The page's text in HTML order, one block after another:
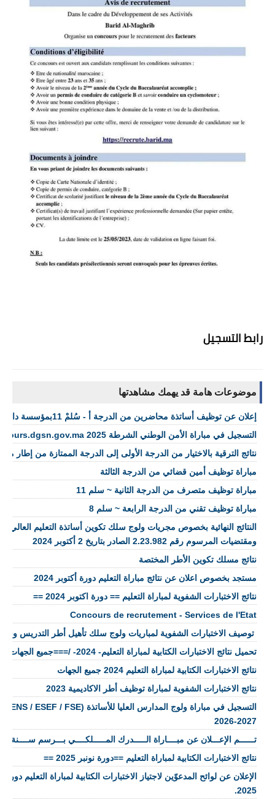
رابط التسجيل
موضوعات هامة قد يهمك مشاهدتها
إعلان عن توظيف أساتذة محاضرين من الدرجة أ - سُلمْ 11بمؤسسة دارالحديث الحسنية
التسجيل في مباراة الأمن الوطني الشرطة concours.dgsn.gov.ma 2025
نتائج الترقية بالاختيار من الدرجة الأولى إلى الدرجة الممتازة من إطار
مباراة توظيف أمين قضائي من الدرجة الثالثة
مباراة توظيف متصرف من الدرجة الثانية ~ سلم 11
مباراة توظيف تقني من الدرجة الرابعة ~ سلم 8
النتائج النهائية بخصوص مجريات ولوج سلك تكوين أساتذة التعليم العالي
ومقتضيات المرسوم رقم 2.23.982 الصادر بتاريخ 2 أكتوبر 2024
نتائج مسلك تكوين الأطر المختصة
مستجد بخصوص اعلان عن نتائج مباراة التعليم دورة أكتوبر 2024
نتائج الاختبارات الشفوية لمباراة التعليم == دورة اكتوبر 2024 ==
Concours de recrutement - Services de l'Etat
توصيف الاختبارات الشفوية لمباريات ولوج سلك تأهيل أطر التدريس
تحميل نتائج الاختبارات الكتابية لمباراة التعليم- 2024- /===جميع الجهات====
نتائج الاختبارات الكتابية لمباراة التعليم 2024 جميع الجهات
نتائج الاختبارات الشفوية لمباراة توظيف أطر الاكاديمية 2023
2027-2026
تــــــم الإعـــلان عن مبــــاراة الـــــدرك المـــــلكــــي بـــرسم ســــنة 2026 👮🏼‍♂️👮🏼‍♀️
نتائج الاختبارات الكتابية لمباراة التعليم ==دورة نونبر 2025 ==
2025.